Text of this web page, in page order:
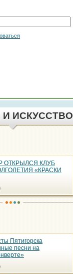
И ИСКУССТВО
ОТКРЫЛСЯ КЛУБ
«КРАСКИ
Пятигорска
песни на